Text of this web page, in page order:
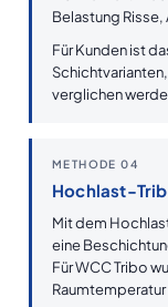
Belastung
Für Kunden ist
verglichen
METHODE 04
Hochlast-
Mit dem
eine
Für WCC Tribo